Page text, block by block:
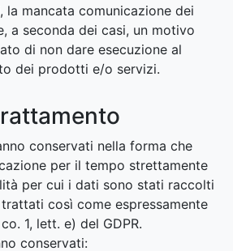
mancata comunicazione dei
a seconda dei casi, un motivo
di non dare esecuzione al
dei prodotti e/o servizi.
conservati nella forma che
per il tempo strettamente
per cui i dati sono stati raccolti
così come espressamente
1, lett. e) del GDPR.
conservati: